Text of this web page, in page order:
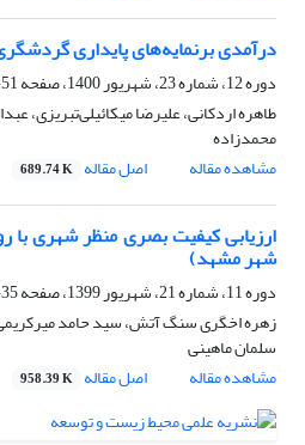
درآمدی برنمایه‌‌های پایداری
دوره 12، شماره 23، شهریور 1400، صفحه
51-65
طاهره اردکانی، علیرضا میکائیلی‌تبریزی،
محمدزاده
مشاهده مقاله
اصل مقاله 689.74 K
شهر مشهد)
دوره 11، شماره 21، شهریور 1399، صفحه
35-43
زهره اخگری سنگ آتش، سید حامد
سلمان ماهینی
مشاهده مقاله
اصل مقاله 958.39 K